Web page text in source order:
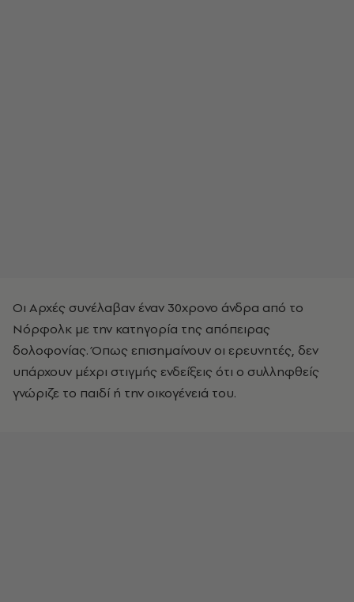
Οι Αρχές συνέλαβαν έναν 30χρονο άνδρα από το
Νόρφολκ με την κατηγορία της απόπειρας
δολοφονίας. Όπως επισημαίνουν οι ερευνητές, δεν
υπάρχουν μέχρι στιγμής ενδείξεις ότι ο συλληφθείς
γνώριζε το παιδί ή την οικογένειά του.